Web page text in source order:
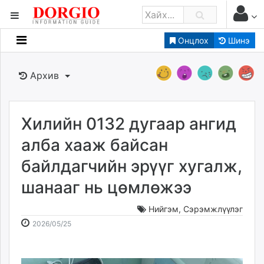
Онцлох Шинэ
Мэдээллийн
Банк санхүү
Бизнес ААН
Төрийн
dorgio.mn
Gogo.mn
news.mn
zindaa.mn
tovch.mn
Архив
Хилийн 0132 дугаар ангид
алба хааж байсан
байлдагчийн эрүүг хугалж,
шанааг нь цөмлөжээ
Нийгэм, Сэрэмжлүүлэг
2026/05/252026-
2026-